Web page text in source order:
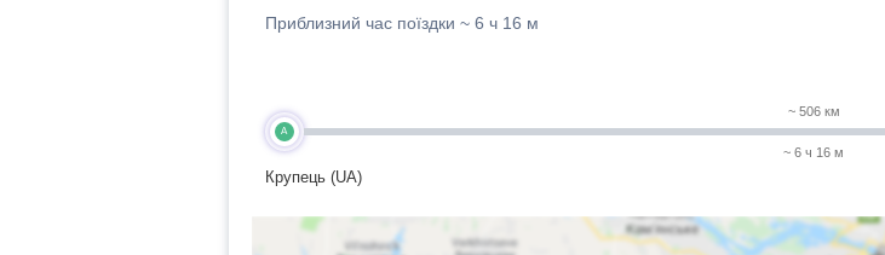
Приблизний час поїздки ~ 6 ч 16 м
A
Крупець (UA)
~ 506 км
~ 6 ч 16 м